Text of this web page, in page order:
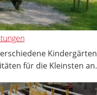
Kindergärten
für die Kleinsten an.